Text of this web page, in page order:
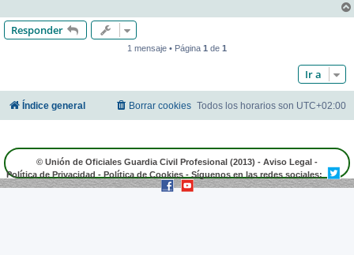
Responder
1 mensaje • Página 1 de 1
Ir a
Índice general Todos los horarios son UTC+02:00
Borrar cookies
© Unión de Oficiales Guardia Civil Profesional (2013) - Aviso Legal -
Política de Privacidad - Política de Cookies - Síguenos en las redes sociales: